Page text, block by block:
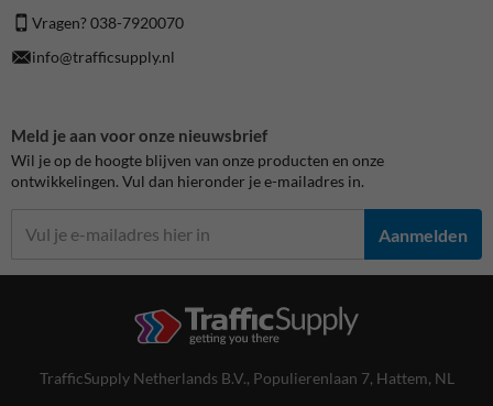
Vragen? 038-7920070
info@trafficsupply.nl
Meld je aan voor onze nieuwsbrief
Wil je op de hoogte blijven van onze producten en onze
ontwikkelingen. Vul dan hieronder je e-mailadres in.
Aanmelden
TrafficSupply Netherlands B.V., Populierenlaan 7, Hattem, NL